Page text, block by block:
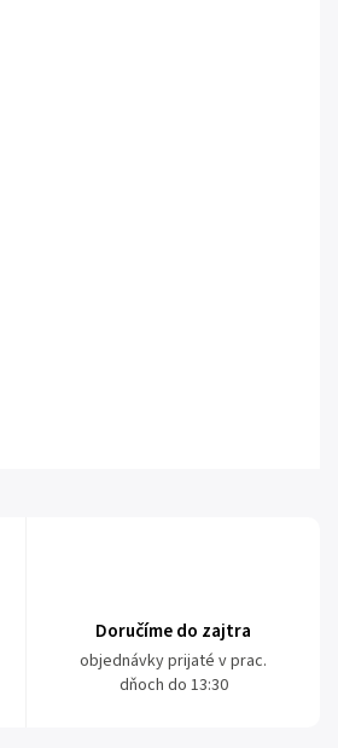
Doručíme do zajtra
objednávky prijaté v prac.
dňoch do 13:30